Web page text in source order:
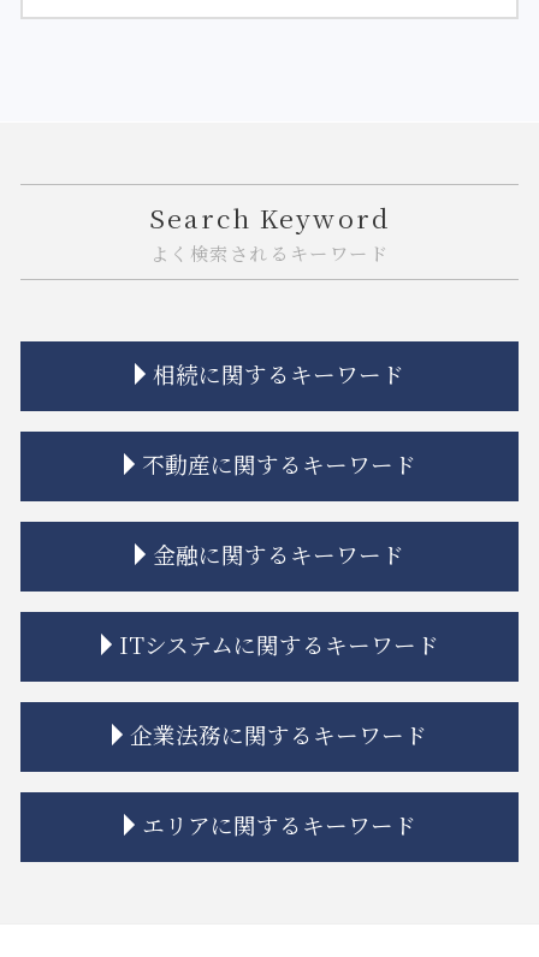
Search Keyword
よく検索されるキーワード
相続に関するキーワード
相続 相談
相続 限定承認とは
相続 ルール
相続 限定承認
相続 弁護士
相続 期限
相続 連絡取れない
相続放棄
相続 学費 特別受益
相続 特別受益
不動産に関するキーワード
マンション 強制退去
不動産建築トラブル 相談
市街地再開発 法律
借地 トラブル
市街地再開発 地区計画
トラブル 問題
立ち退き 拒否
市街地再開発事業 流れ
金融に関するキーワード
金融商品 勧誘 違法
金融商品 トラブル
金融商品 解決
金融商品取引法
金融 ファイナンス 違い
金融adr制度 とは
ITシステムに関するキーワード
誹謗中傷 罰金
itシステム トラブル
誹謗中傷 慰謝料
リーガルチェック 法務
企業法務に関するキーワード
従業員 解雇
企業法務 訴訟
エリアに関するキーワード